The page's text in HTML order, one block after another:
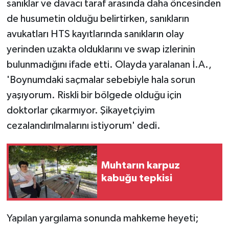
sanıklar ve davacı taraf arasında daha öncesinden
de husumetin olduğu belirtirken, sanıkların
avukatları HTS kayıtlarında sanıkların olay
yerinden uzakta olduklarını ve swap izlerinin
bulunmadığını ifade etti. Olayda yaralanan İ.A.,
'Boynumdaki saçmalar sebebiyle hala sorun
yaşıyorum. Riskli bir bölgede olduğu için
doktorlar çıkarmıyor. Şikayetçiyim
cezalandırılmalarını istiyorum' dedi.
Muhtarın karpuz
kabuğu tepkisi
Yapılan yargılama sonunda mahkeme heyeti;